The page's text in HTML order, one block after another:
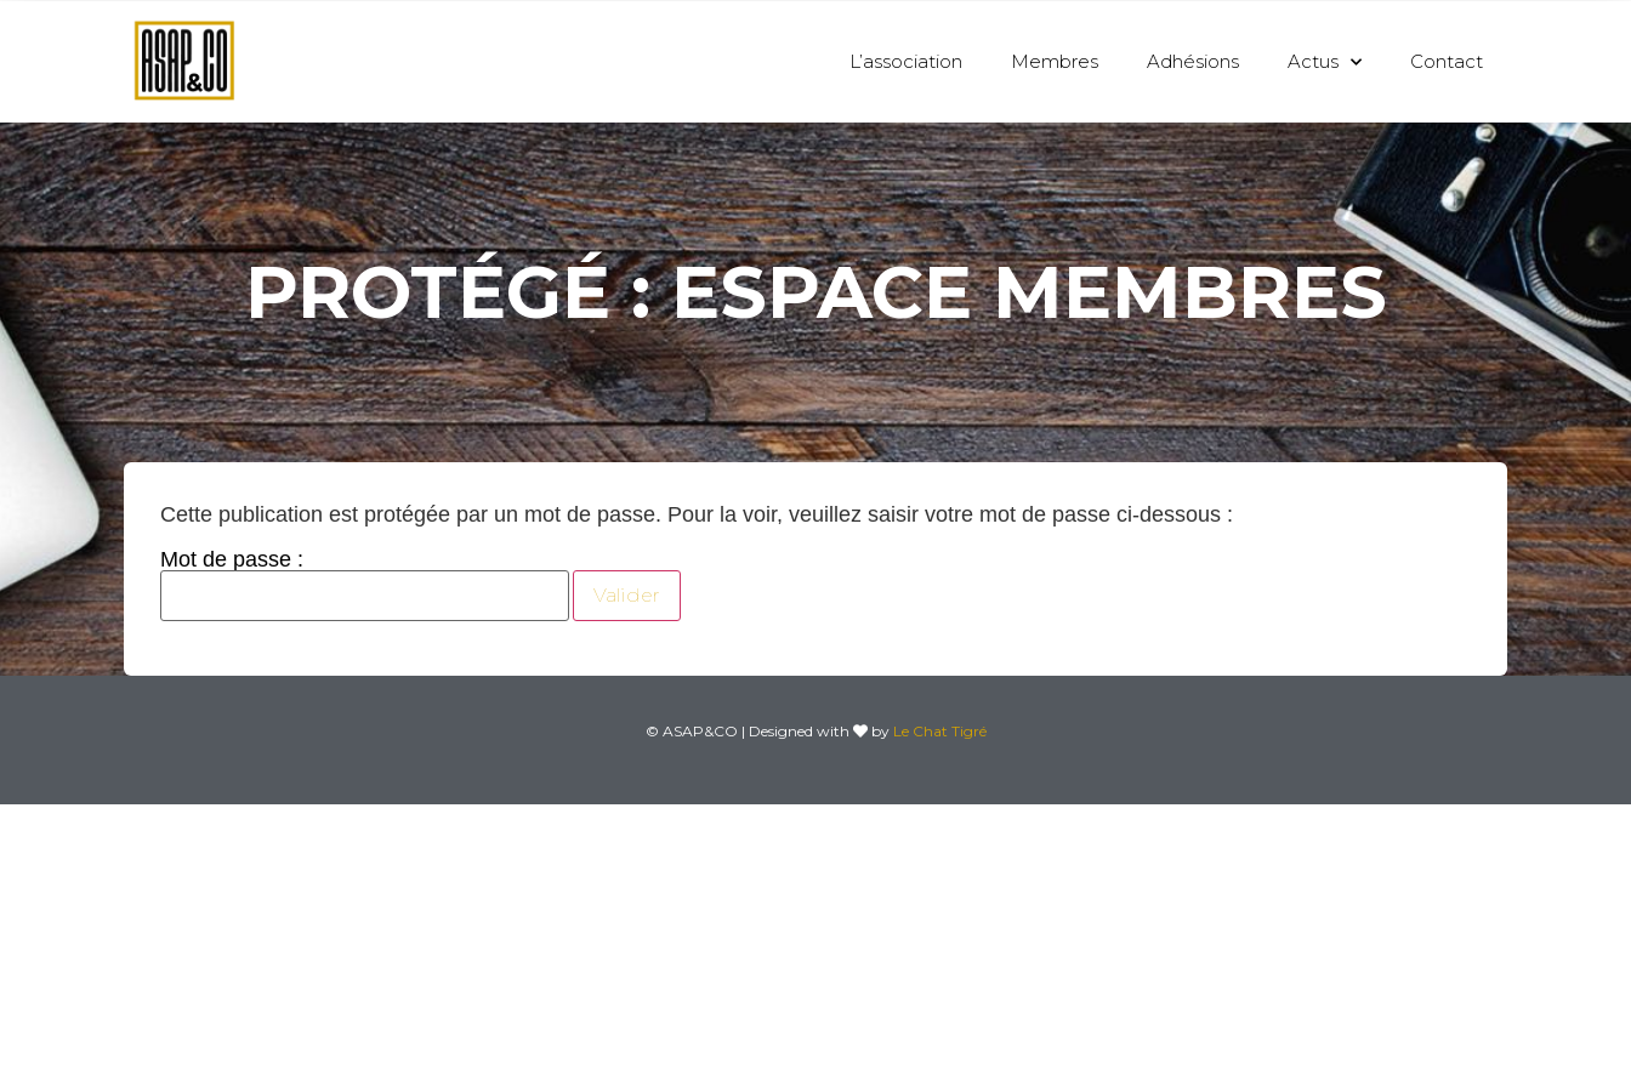
L’association Membres Adhésions Actus Contact
PROTÉGÉ : ESPACE MEMBRES
Cette publication est protégée par un mot de passe. Pour la voir, veuillez saisir votre mot de passe ci-dessous :
Mot de passe :
© ASAP&CO | Designed with by Le Chat Tigré